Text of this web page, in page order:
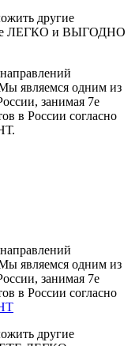
другие
ЛЕГКО и ВЫГОДНО
являемся одним из
занимая 7е
в России согласно
являемся одним из
занимая 7е
в России согласно
другие